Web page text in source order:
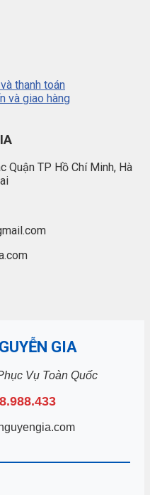
thanh toán
và giao hàng
Quận TP Hồ Chí Minh, Hà
GIA
Vụ Toàn Quốc